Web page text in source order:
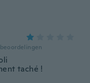
beoordelingen
taché !